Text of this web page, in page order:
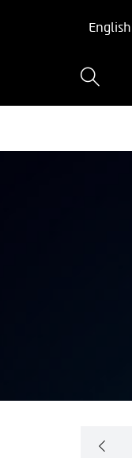
English